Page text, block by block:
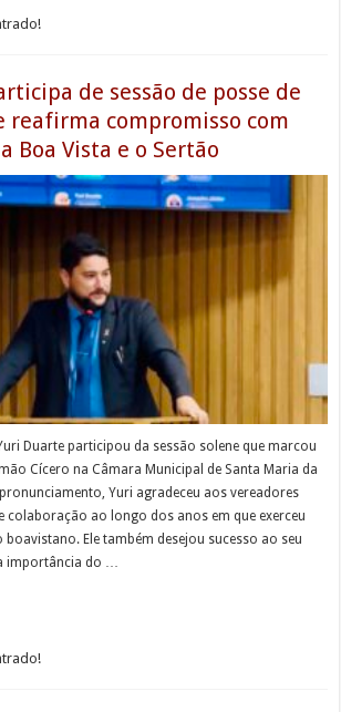
de sessão de posse de
reafirma compromisso com
Boa Vista e o Sertão
Duarte participou da sessão solene que marcou
Cícero na Câmara Municipal de Santa Maria da
Yuri agradeceu aos vereadores
colaboração ao longo dos anos em que exerceu
Ele também desejou sucesso ao seu
importância do …